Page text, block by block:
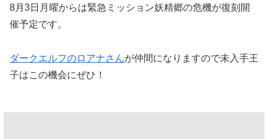
8月3日月曜からは緊急ミッション妖精郷の危機が復刻開
催予定です。
ダークエルフのロアナさんが仲間になりますので未入手王
子はこの機会にぜひ！